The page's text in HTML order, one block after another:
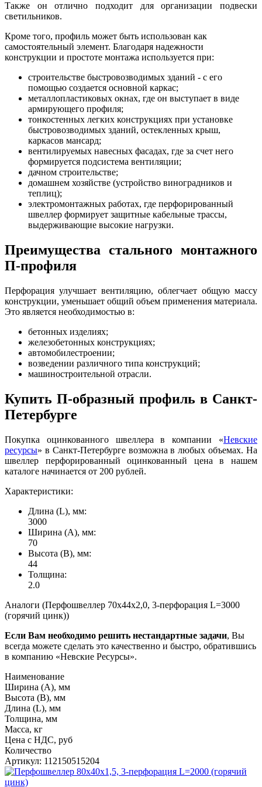
Также он отлично подходит для организации подвески
светильников.
Кроме того, профиль может быть использован как
самостоятельный элемент. Благодаря надежности
конструкции и простоте монтажа используется при:
строительстве быстровозводимых зданий - с его
помощью создается основной каркас;
металлопластиковых окнах, где он выступает в виде
армирующего профиля;
тонкостенных легких конструкциях при установке
быстровозводимых зданий, остекленных крыш,
каркасов мансард;
вентилируемых навесных фасадах, где за счет него
формируется подсистема вентиляции;
дачном строительстве;
домашнем хозяйстве (устройство виноградников и
теплиц);
электромонтажных работах, где перфорированный
швеллер формирует защитные кабельные трассы,
выдерживающие высокие нагрузки.
Преимущества стального монтажного
П-профиля
Перфорация улучшает вентиляцию, облегчает общую массу
конструкции, уменьшает общий объем применения материала.
Это является необходимостью в:
бетонных изделиях;
железобетонных конструкциях;
автомобилестроении;
возведении различного типа конструкций;
машиностроительной отрасли.
Купить П-образный профиль в Санкт-
Петербурге
Покупка оцинкованного швеллера в компании «Невские
ресурсы» в Санкт-Петербурге возможна в любых объемах. На
швеллер перфорированный оцинкованный цена в нашем
каталоге начинается от 200 рублей.
Характеристики:
Длина (L), мм:
3000
Ширина (А), мм:
70
Высота (В), мм:
44
Толщина:
2.0
Аналоги (Перфошвеллер 70х44х2,0, 3-перфорация L=3000
(горячий цинк))
Если Вам необходимо решить нестандартные задачи, Вы
всегда можете сделать это качественно и быстро, обратившись
в компанию «Невские Ресурсы».
Наименование
Ширина (А), мм
Высота (В), мм
Длина (L), мм
Толщина, мм
Масса, кг
Цена с НДС, руб
Количество
Артикул: 112150515204